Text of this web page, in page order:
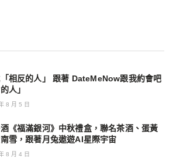
相反的人」 跟著 DateMeNow跟我約會吧
人」
8 月 5 日
《福滿銀河》中秋禮盒，聯名茶酒、蛋黃
雪，跟著月兔遨遊AI星際宇宙
8 月 4 日